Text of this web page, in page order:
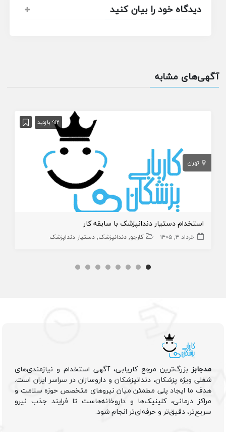
دیدگاه خود را بیان کنید
آگهی‌های مشابه
912 بازدید
تهران
استخدام دستیار دندانپزشک با سابقه کار
خرداد ۴, ۱۴۰۵ کارجو دندانپزشک دستیار دنداپزشک
مدجابزبزرگ‌ترین مرجع کاریابی، آگهی استخدام و نیازمندی‌های
شغلی ویژه پزشکان، دندانپزشکان و داروسازان در سراسر ایران است.
هدف ما ایجاد پلی مطمئن میان نیروهای متخصص حوزه سلامت و
مراکز درمانی، کلینیک‌ها و داروخانه‌هاست تا فرایند جذب نیرو
سریع‌تر، دقیق‌تر و حرفه‌ای‌تر انجام شود.